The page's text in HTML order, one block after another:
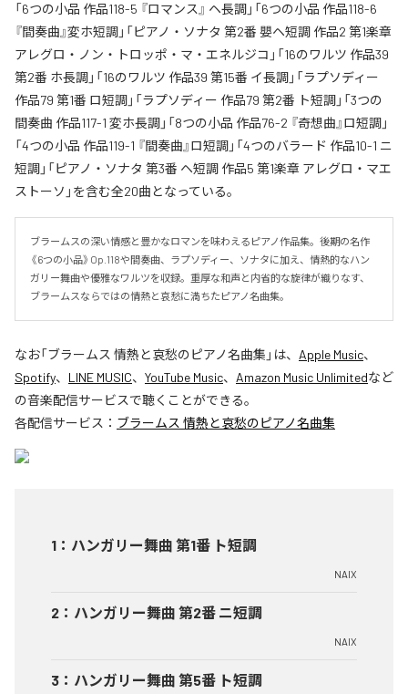
「6つの小品 作品118-5 『ロマンス』 ヘ長調」「6つの小品 作品118-6
『間奏曲』変ホ短調」「ピアノ・ソナタ 第2番 嬰ヘ短調 作品2 第1楽章
アレグロ・ノン・トロッポ・マ・エネルジコ」「16のワルツ 作品39
第2番 ホ長調」「16のワルツ 作品39 第15番 イ長調」「ラプソディー
作品79 第1番 ロ短調」「ラプソディー 作品79 第2番 ト短調」「3つの
間奏曲 作品117-1 変ホ長調」「8つの小品 作品76-2 『奇想曲』ロ短調」
「4つの小品 作品119-1 『間奏曲』ロ短調」「4つのバラード 作品10-1 ニ
短調」「ピアノ・ソナタ 第3番 ヘ短調 作品5 第1楽章 アレグロ・マエ
ストーソ」を含む全20曲となっている。
ブラームスの深い情感と豊かなロマンを味わえるピアノ作品集。後期の名作
《6つの小品》Op.118や間奏曲、ラプソディー、ソナタに加え、情熱的なハン
ガリー舞曲や優雅なワルツを収録。重厚な和声と内省的な旋律が織りなす、
ブラームスならではの情熱と哀愁に満ちたピアノ名曲集。
なお「ブラームス 情熱と哀愁のピアノ名曲集 」は、 Apple Music、
Spotify、 LINE MUSIC、 YouTube Music、 Amazon Music Unlimitedなど
の音楽配信サービスで聴くことができる。
各配信サービス： ブラームス 情熱と哀愁のピアノ名曲集
1 ： ハンガリー舞曲 第1番 ト短調
NAIX
2 ： ハンガリー舞曲 第2番 ニ短調
NAIX
3 ： ハンガリー舞曲 第5番 ト短調